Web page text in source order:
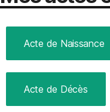
Acte de Naissance
Acte de Décès